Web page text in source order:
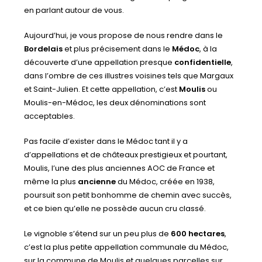
en parlant autour de vous.
Aujourd’hui, je vous propose de nous rendre dans le
Bordelaiset plus précisement dans le Médoc, à la
découverte d’une appellation presque confidentielle,
dans l’ombre de ces illustres voisines tels que Margaux
et Saint-Julien. Et cette appellation, c’est Moulisou
Moulis-en-Médoc, les deux dénominations sont
acceptables.
Pas facile d’exister dans le Médoc tant il y a
d’appellations et de châteaux prestigieux et pourtant,
Moulis, l’une des plus anciennes AOC de France et
même la plus anciennedu Médoc, créée en 1938,
poursuit son petit bonhomme de chemin avec succès,
et ce bien qu’elle ne possède aucun cru classé.
Le vignoble s’étend sur un peu plus de 600 hectares,
c’est la plus petite appellation communale du Médoc,